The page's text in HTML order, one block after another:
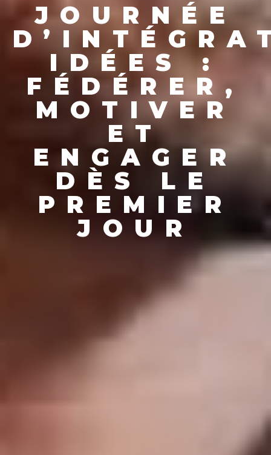
JOURNÉE
IDÉES :
FÉDÉRER,
MOTIVER
ET
ENGAGER
DÈS LE
PREMIER
JOUR